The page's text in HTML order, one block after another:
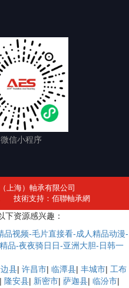
微信小程序
上海）軸承有限公司
技術支持：佰聯軸承網
下资源感兴趣：
视频-毛片直接看-成人精品动漫-
品-夜夜骑日日-亚洲大胆-日韩一
县| 许昌市| 临潭县| 丰城市| 工布
| 隆安县| 新密市| 萨迦县| 临汾市|